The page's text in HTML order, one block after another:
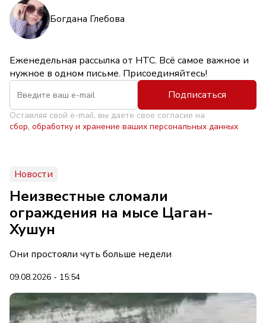
Богдана Глебова
Еженедельная рассылка от НТС. Всё самое важное и
нужное в одном письме. Присоединяйтесь!
Подписаться
Оставляя свой e-mail, вы даете свое согласие на
сбор, обработку и хранение ваших персональных данных
Новости
Неизвестные сломали
ограждения на мысе Цаган-
Хушун
Они простояли чуть больше недели
09.08.2026 - 15:54